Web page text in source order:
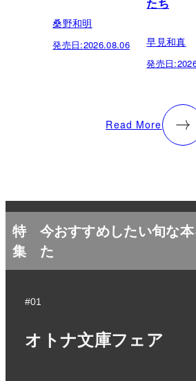
桑野和明
発売日:2026.08.06
たち
早見和真
発売日:
Read More
特
集
今おすすめしたい旬な
た
#01
オトナ文庫フェア